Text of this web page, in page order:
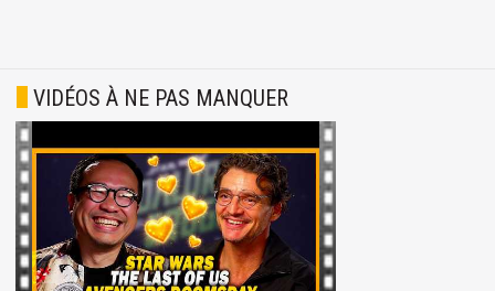
VIDÉOS À NE PAS MANQUER